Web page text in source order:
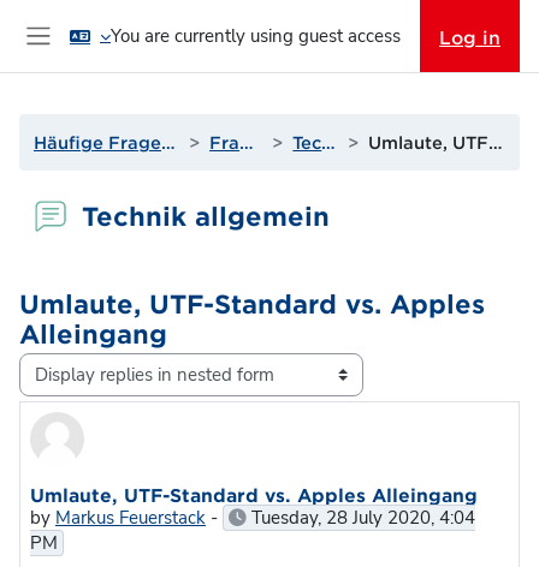
You are currently using guest access Log in
Häufige Fragen & Support zur Lernplattform Fragen? Antworten! Technik allgemein Umlaute, UTF-Standard vs. Apples Alleingang
Technik allgemein
Umlaute, UTF-Standard vs. Apples
Alleingang
Display mode
Umlaute, UTF-Standard vs. Apples Alleingang
by Markus Feuerstack -
Tuesday, 28 July 2020, 4:04
PM